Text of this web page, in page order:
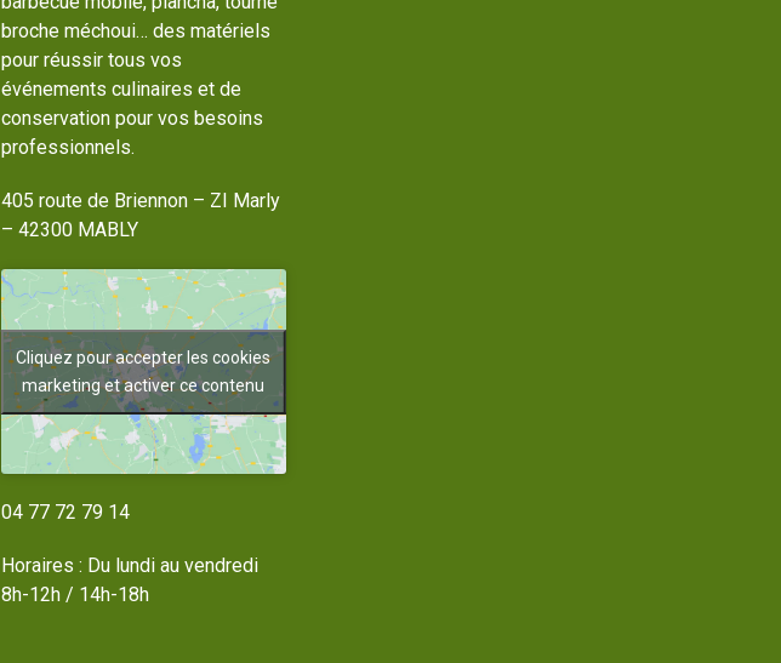
broche méchoui… des matériels
pour réussir tous vos
événements culinaires et de
conservation pour vos besoins
professionnels.
405 route de Briennon – ZI Marly
– 42300 MABLY
Cliquez pour accepter les cookies
marketing et activer ce contenu
04 77 72 79 14
Horaires : Du lundi au vendredi
8h-12h / 14h-18h